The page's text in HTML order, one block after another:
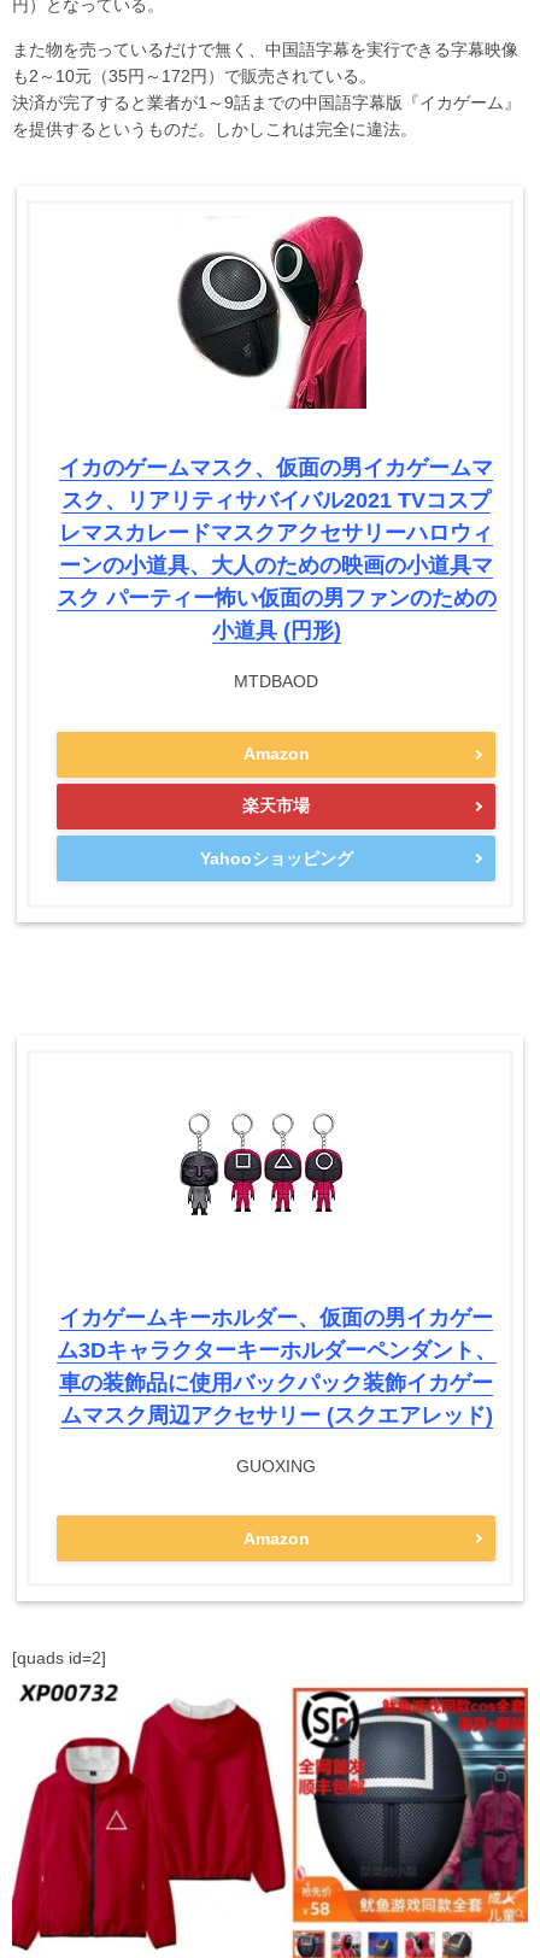
円）となっている。
また物を売っているだけで無く、中国語字幕を実行できる字幕映像
も2～10元（35円～172円）で販売されている。
決済が完了すると業者が1～9話までの中国語字幕版『イカゲーム』
を提供するというものだ。しかしこれは完全に違法。
イカのゲームマスク、仮面の男イカゲームマ
スク、リアリティサバイバル2021 TVコスプ
レマスカレードマスクアクセサリーハロウィ
ーンの小道具、大人のための映画の小道具マ
スク パーティー怖い仮面の男ファンのための
小道具 (円形)
MTDBAOD
Amazon
楽天市場
Yahooショッピング
イカゲームキーホルダー、仮面の男イカゲー
ム3Dキャラクターキーホルダーペンダント、
車の装飾品に使用バックパック装飾イカゲー
ムマスク周辺アクセサリー (スクエアレッド)
GUOXING
Amazon
[quads id=2]